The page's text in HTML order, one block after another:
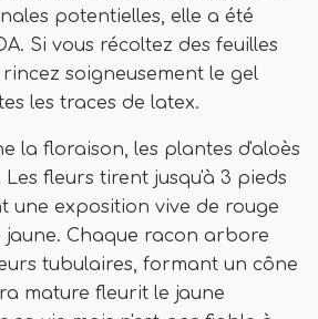
potentielles, elle a été
Si vous récoltez des feuilles
soigneusement le gel
les traces de latex.
la floraison, les plantes d'aloès
fleurs tirent jusqu'à 3 pieds
une exposition vive de rouge
jaune. Chaque racon arbore
tubulaires, formant un cône
mature fleurit le jaune